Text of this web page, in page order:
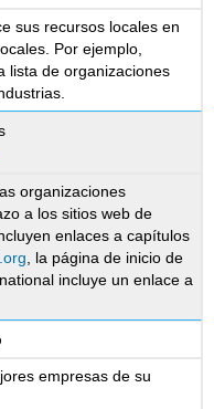
sus recursos locales en
Por ejemplo,
lista de organizaciones
organizaciones
a los sitios web de
enlaces a capítulos
, la página de inicio de
incluye un enlace a
empresas de su